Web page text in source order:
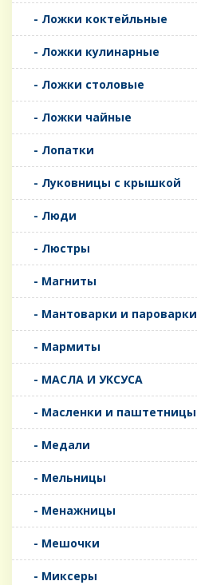
- Ложки коктейльные
- Ложки кулинарные
- Ложки столовые
- Ложки чайные
- Лопатки
- Луковницы с крышкой
- Люди
- Люстры
- Магниты
- Мантоварки и пароварки
- Мармиты
- МАСЛА И УКСУСА
- Масленки и паштетницы
- Медали
- Мельницы
- Менажницы
- Мешочки
- Миксеры